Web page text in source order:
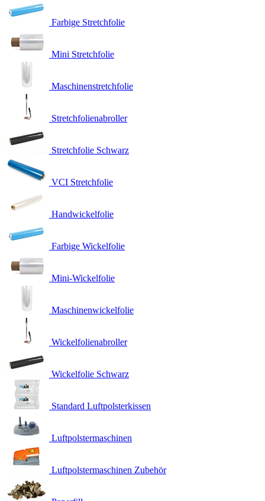
Farbige Stretchfolie
Mini Stretchfolie
Maschinenstretchfolie
Stretchfolienabroller
Stretchfolie Schwarz
VCI Stretchfolie
Handwickelfolie
Farbige Wickelfolie
Mini-Wickelfolie
Maschinenwickelfolie
Wickelfolienabroller
Wickelfolie Schwarz
Standard Luftpolsterkissen
Luftpolstermaschinen
Luftpolstermaschinen Zubehör